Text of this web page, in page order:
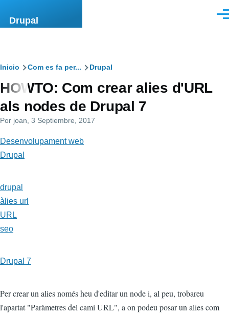
Drupal
Ruta
de
navegación
Inicio Com es fa per... Drupal
HOWTO: Com crear alies d'URL
als nodes de Drupal 7
Por joan , 3 Septiembre, 2017
Desenvolupament web
Drupal
drupal
àlies url
URL
seo
Drupal 7
Per crear un alies només heu d'editar un node i, al peu, trobareu
l'apartat "Paràmetres del camí URL", a on podeu posar un alies com